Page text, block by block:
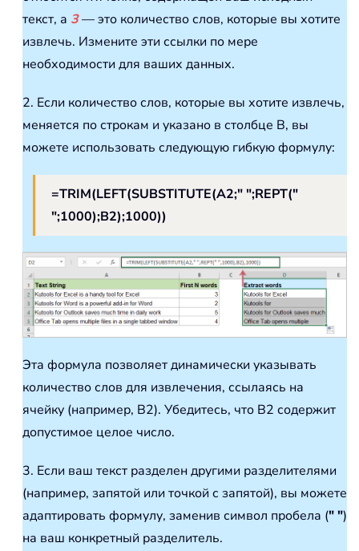
текст, а 3— это количество слов, которые вы хотите
извлечь. Измените эти ссылки по мере
необходимости для ваших данных.
2. Если количество слов, которые вы хотите извлечь,
меняется по строкам и указано в столбце B, вы
можете использовать следующую гибкую формулу:
=TRIM(LEFT(SUBSTITUTE(A2;" ";REPT("
";1000);B2);1000))
Эта формула позволяет динамически указывать
количество слов для извлечения, ссылаясь на
ячейку (например, B2). Убедитесь, что B2 содержит
допустимое целое число.
3. Если ваш текст разделен другими разделителями
(например, запятой или точкой с запятой), вы можете
адаптировать формулу, заменив символ пробела (" ")
на ваш конкретный разделитель.